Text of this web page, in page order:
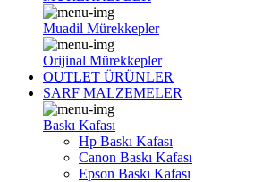
Muadil Mürekkepler
Orijinal Mürekkepler
OUTLET ÜRÜNLER
SARF MALZEMELER
Baskı Kafası
Hp Baskı Kafası
Canon Baskı Kafası
Epson Baskı Kafası